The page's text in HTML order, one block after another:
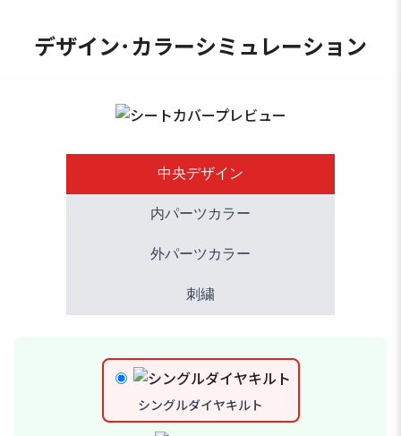
デザイン･カラーシミュレーション
中央デザイン
内パーツカラー
外パーツカラー
刺繍
シングルダイヤキルト